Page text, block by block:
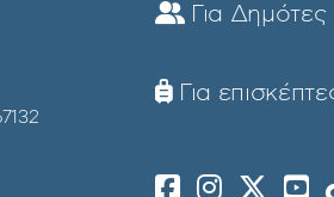
Για Δημότες
Για